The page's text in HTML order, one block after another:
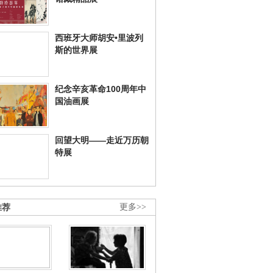
西班牙大师胡安•里波列
斯的世界展
纪念辛亥革命100周年中
国油画展
回望大明——走近万历朝
特展
更多>>
荐